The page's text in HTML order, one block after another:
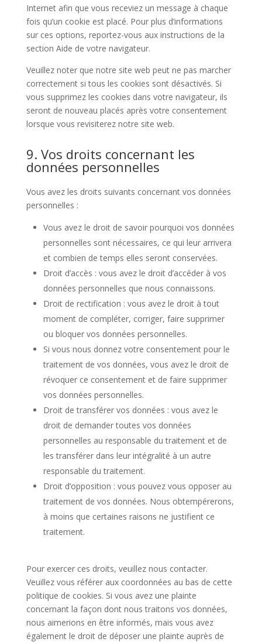
Internet afin que vous receviez un message à chaque
fois qu’un cookie est placé. Pour plus d’informations
sur ces options, reportez-vous aux instructions de la
section Aide de votre navigateur.
Veuillez noter que notre site web peut ne pas marcher
correctement si tous les cookies sont désactivés. Si
vous supprimez les cookies dans votre navigateur, ils
seront de nouveau placés après votre consentement
lorsque vous revisiterez notre site web.
9. Vos droits concernant les
données personnelles
Vous avez les droits suivants concernant vos données
personnelles :
Vous avez le droit de savoir pourquoi vos données
personnelles sont nécessaires, ce qui leur arrivera
et combien de temps elles seront conservées.
Droit d’accès : vous avez le droit d’accéder à vos
données personnelles que nous connaissons.
Droit de rectification : vous avez le droit à tout
moment de compléter, corriger, faire supprimer
ou bloquer vos données personnelles.
Si vous nous donnez votre consentement pour le
traitement de vos données, vous avez le droit de
révoquer ce consentement et de faire supprimer
vos données personnelles.
Droit de transférer vos données : vous avez le
droit de demander toutes vos données
personnelles au responsable du traitement et de
les transférer dans leur intégralité à un autre
responsable du traitement.
Droit d’opposition : vous pouvez vous opposer au
traitement de vos données. Nous obtempérerons,
à moins que certaines raisons ne justifient ce
traitement.
Pour exercer ces droits, veuillez nous contacter.
Veuillez vous référer aux coordonnées au bas de cette
politique de cookies. Si vous avez une plainte
concernant la façon dont nous traitons vos données,
nous aimerions en être informés, mais vous avez
également le droit de déposer une plainte auprès de